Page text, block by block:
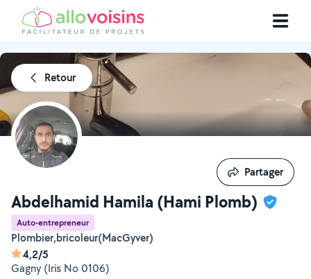
Retour
Abdelhamid Hamila (Hami Plomb)
Auto-entrepreneur
Plombier,bricoleur(MacGyver)
4,2/5
Gagny (Iris No 0106)
Partager
Partager